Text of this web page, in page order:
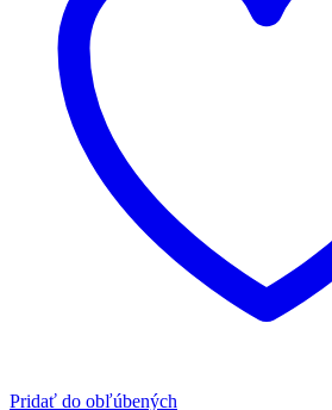
Pridať do obľúbených